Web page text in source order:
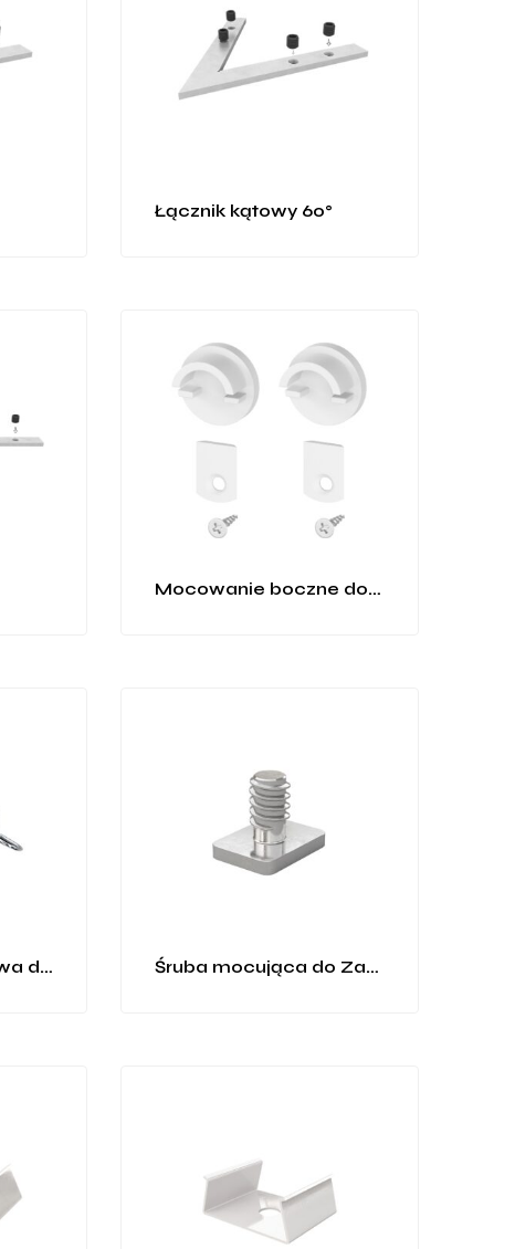
Łącznik kątowy 60°
Mocowanie boczne do profilu P19-1
Sprężyna montażowa do profilu P22-1, P23-1, P27-1 Śruba mocująca do Zawiesi LUZ